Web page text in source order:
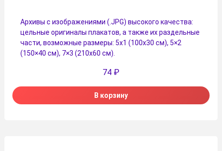
Архивы с изображениями (.JPG) высокого качества:
цельные оригиналы плакатов, а также их раздельные
части, возможные размеры: 5х1 (100х30 см), 5×2
(150×40 см), 7×3 (210х60 см).
74 ₽
В корзину